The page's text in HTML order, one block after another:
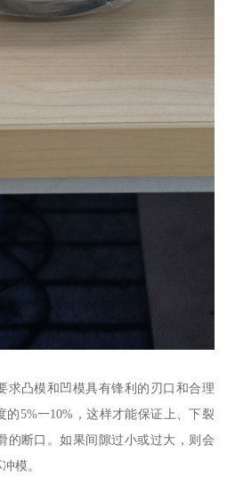
求凸模和凹模具有锋利的刃口和合理
的5%一10%，这样才能保证上、下裂
的断口。如果间隙过小或过大，则会
模。